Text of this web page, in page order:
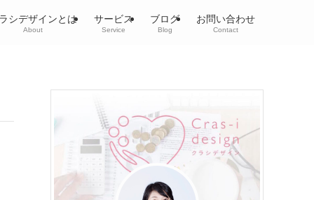
シデザインとは
About
サービス
Service
ブログ
Blog
お問い合わせ
Contact